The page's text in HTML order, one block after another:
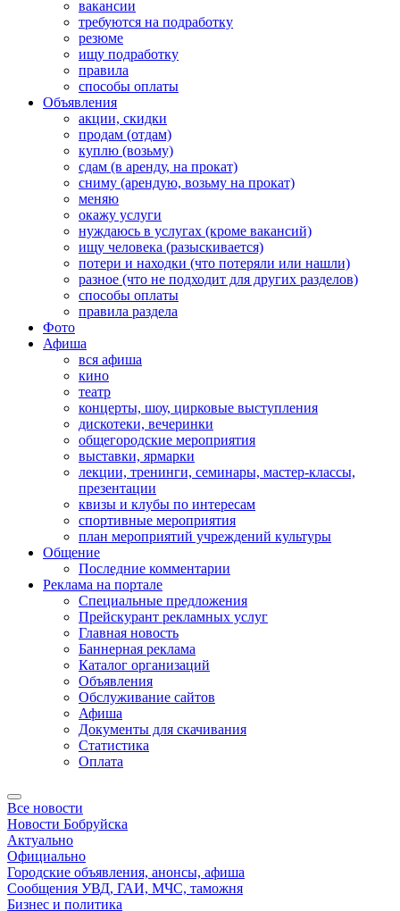
вакансии
требуются на подработку
резюме
ищу подработку
правила
способы оплаты
Объявления
акции, скидки
продам (отдам)
куплю (возьму)
сдам (в аренду, на прокат)
сниму (арендую, возьму на прокат)
меняю
окажу услуги
нуждаюсь в услугах (кроме вакансий)
ищу человека (разыскивается)
потери и находки (что потеряли или нашли)
разное (что не подходит для других разделов)
способы оплаты
правила раздела
Фото
Афиша
вся афиша
кино
театр
концерты, шоу, цирковые выступления
дискотеки, вечеринки
общегородские мероприятия
выставки, ярмарки
лекции, тренинги, семинары, мастер-классы,
презентации
квизы и клубы по интересам
спортивные мероприятия
план мероприятий учреждений культуры
Общение
Последние комментарии
Реклама на портале
Специальные предложения
Прейскурант рекламных услуг
Главная новость
Баннерная реклама
Каталог организаций
Объявления
Обслуживание сайтов
Афиша
Документы для скачивания
Статистика
Оплата
Все новости
Новости Бобруйска
Актуально
Официально
Городские объявления, анонсы, афиша
Сообщения УВД, ГАИ, МЧС, таможня
Бизнес и политика